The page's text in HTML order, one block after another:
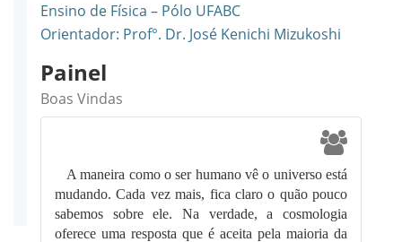
Experimentos de
Detecção
Matéria Escura no
Ensino Básico
Biblioteca
Ensino de Física – Pólo UFABC
Orientador: Prof°. Dr. José Kenichi Mizukoshi
Painel
Boas Vindas
A maneira como o ser humano vê o universo está
mudando. Cada vez mais, fica claro o quão pouco
sabemos sobre ele. Na verdade, a cosmologia
oferece uma resposta que é aceita pela maioria da